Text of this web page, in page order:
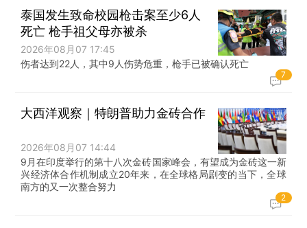
泰国发生致命校园枪击案至少6人
死亡 枪手祖父母亦被杀
2026年08月07 17:45
伤者达到22人，其中9人伤势危重，枪手已被确认死亡
7
大西洋观察｜特朗普助力金砖合作
2026年08月07 14:44
9月在印度举行的第十八次金砖国家峰会，有望成为金砖这一新
兴经济体合作机制成立20年来，在全球格局剧变的当下，全球
南方的又一次整合努力
2